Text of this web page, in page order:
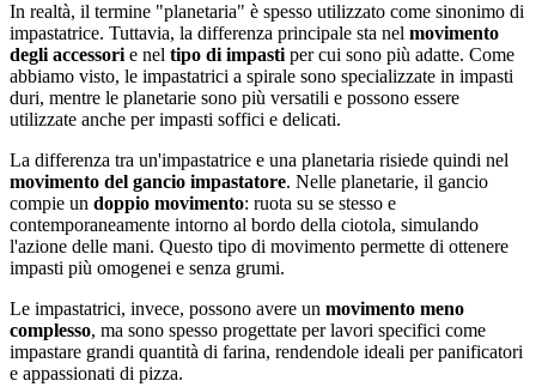
In realtà, il termine "planetaria" è spesso utilizzato come sinonimo di
impastatrice. Tuttavia, la differenza principale sta nel movimento
degli accessorie nel tipo di impastiper cui sono più adatte. Come
abbiamo visto, le impastatrici a spirale sono specializzate in impasti
duri, mentre le planetarie sono più versatili e possono essere
utilizzate anche per impasti soffici e delicati.
La differenza tra un'impastatrice e una planetaria risiede quindi nel
movimento del gancio impastatore. Nelle planetarie, il gancio
compie un doppio movimento: ruota su se stesso e
contemporaneamente intorno al bordo della ciotola, simulando
l'azione delle mani. Questo tipo di movimento permette di ottenere
impasti più omogenei e senza grumi.
Le impastatrici, invece, possono avere un movimento meno
complesso, ma sono spesso progettate per lavori specifici come
impastare grandi quantità di farina, rendendole ideali per panificatori
e appassionati di pizza.